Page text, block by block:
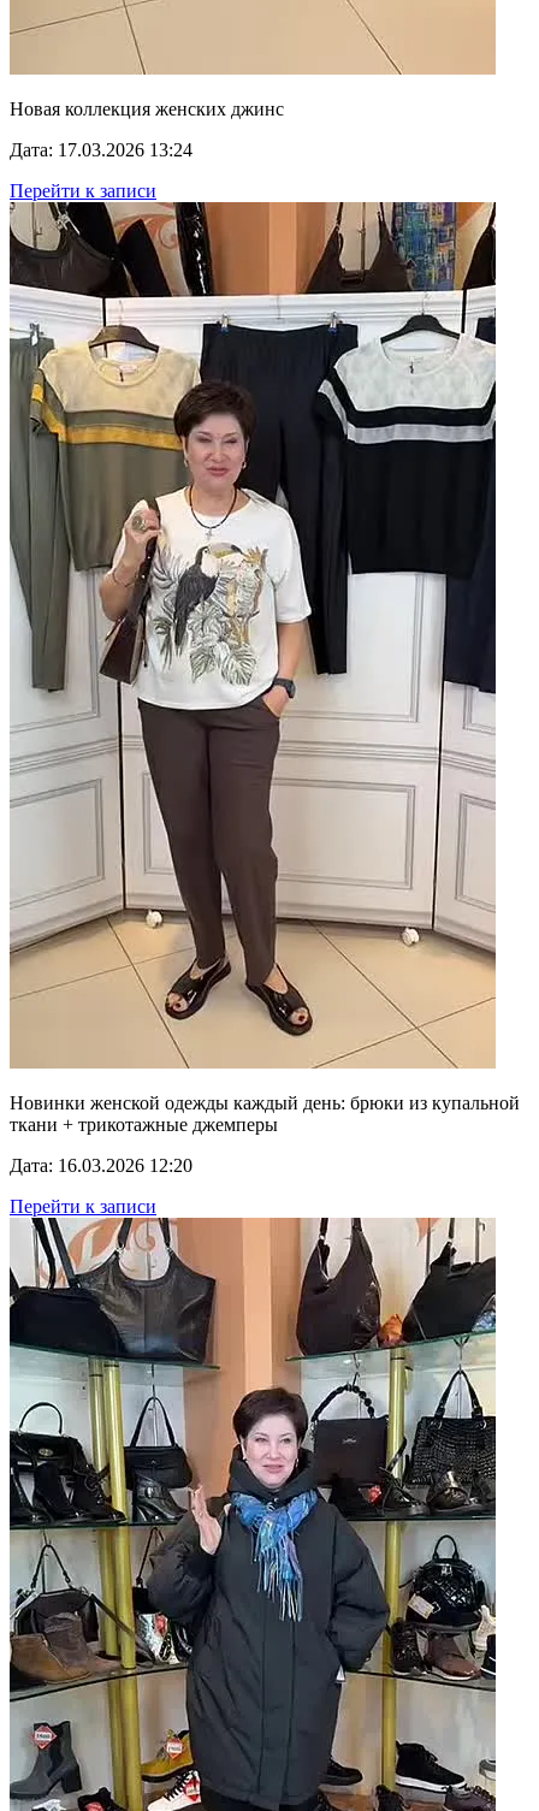
Новая коллекция женских джинс
Дата: 17.03.2026 13:24
Перейти к записи
Новинки женской одежды каждый день: брюки из купальной
ткани + трикотажные джемперы
Дата: 16.03.2026 12:20
Перейти к записи